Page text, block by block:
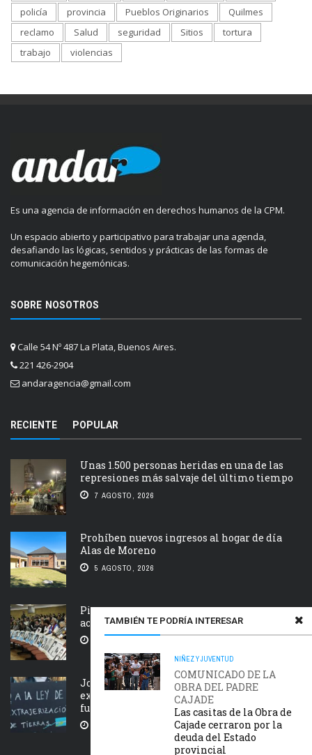
TAMBIÉN TE PODRÍA INTERESAR
NIÑEZ Y JUVENTUD
COMUNICADO DE LA
OBRA DEL PADRE
CAJADE
Las casitas de la Obra de
Cajade cerraron por la
deuda del Estado
provincial
policía
provincia Pueblos Originarios
Quilmes
reclamo
Salud seguridad Sitios
tortura
trabajo
violencias
Es una agencia de información en derechos humanos de la CPM.
Un espacio abierto y participativo para trabajar una agenda,
desafiando las lógicas, sentidos y prácticas de las formas de
comunicación hegemónicas.
SOBRE NOSOTROS
Calle 54 Nº 487 La Plata, Buenos Aires.
221 426-2904
andaragencia@gmail.com
RECIENTE POPULAR
Unas 1.500 personas heridas en una de las
represiones más salvaje del último tiempo
7 AGOSTO, 2026
Prohíben nuevos ingresos al hogar de día
Alas de Moreno
5 AGOSTO, 2026
Piden que el Tribunal Federal 2 de Rosario
acelere el juicio Saint Amant IV
Jornada nacional en rechazo a la
extranjerización de tierras, manejo del
fuego y desalojos